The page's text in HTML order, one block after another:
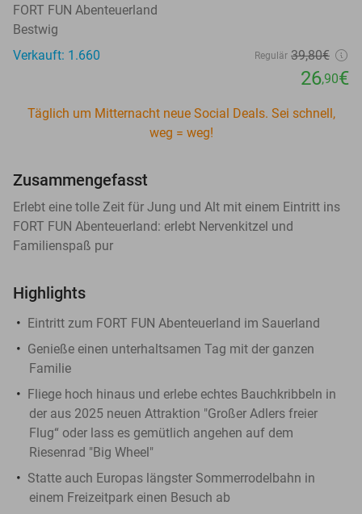
FORT FUN Abenteuerland
Bestwig
Verkauft: 1.660
Regulär 39,80€
26,90€
Täglich um Mitternacht neue Social Deals. Sei schnell,
weg = weg!
Zusammengefasst
Erlebt eine tolle Zeit für Jung und Alt mit einem Eintritt ins
FORT FUN Abenteuerland: erlebt Nervenkitzel und
Familienspaß pur
Highlights
Eintritt zum FORT FUN Abenteuerland im Sauerland
Genieße einen unterhaltsamen Tag mit der ganzen
Familie
Fliege hoch hinaus und erlebe echtes Bauchkribbeln in
der aus 2025 neuen Attraktion "Großer Adlers freier
Flug“ oder lass es gemütlich angehen auf dem
Riesenrad "Big Wheel"
Statte auch Europas längster Sommerrodelbahn in
einem Freizeitpark einen Besuch ab